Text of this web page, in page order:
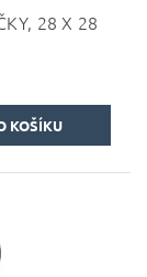
28 X 28